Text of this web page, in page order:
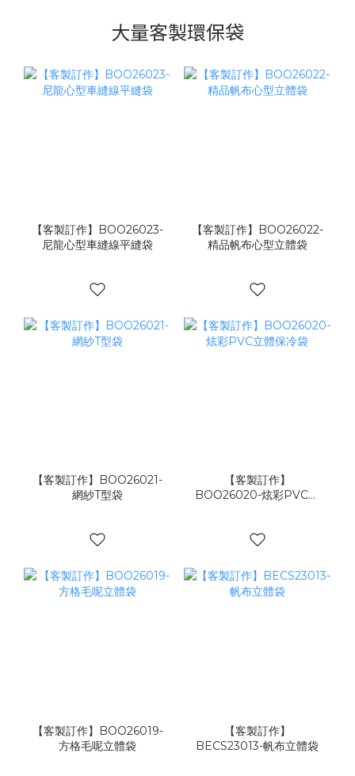
大量客製環保袋
【客製訂作】BOO26023-
尼龍心型車縫線平縫袋
【客製訂作】BOO26022-
精品帆布心型立體袋
【客製訂作】BOO26021-
網紗T型袋
【客製訂作】
BOO26020-炫彩PVC立
【客製訂作】BOO26019-
方格毛呢立體袋
【客製訂作】
BECS23013-帆布立體袋